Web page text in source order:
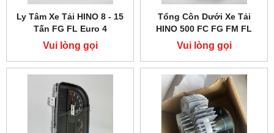
Ly Tâm Xe Tải HINO 8 - 15
Tấn FG FL Euro 4
Vui lòng gọi
Tổng Côn Dưới Xe Tải
HINO 500 FC FG FM FL
Vui lòng gọi